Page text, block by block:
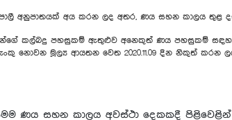
අනුපාතයක් අය කරන ලද අතර, ණය සහන කාලය
කල්බදු පහසුකම් ඇතුළුව අනෙකුත් ණය පහසුකම් සඳහා
නොවන මූල්‍ය ආයතන වෙත 2020.11.09 දින නිකුත් කරන
සහන කාලය අවස්ථා දෙකකදී පිළිවෙළින්